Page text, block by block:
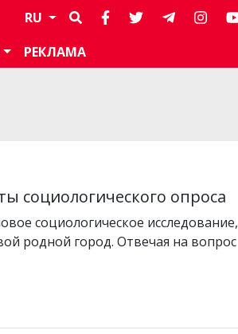
RU
РЕКЛАМА
социологического опроса
социологическое исследование,
родной город. Отвечая на вопрос